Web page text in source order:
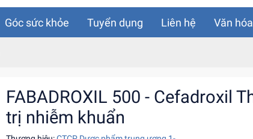
Góc sức khỏe Tuyển dụng Liên hệ Văn
FABADROXIL 500 - Cefadroxil
trị nhiễm khuẩn